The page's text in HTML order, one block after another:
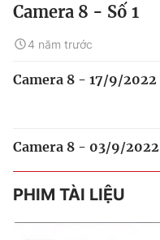
Camera 8 - Số 1
4 năm trước
Camera 8 - 17/9/2022
Camera 8 - 03/9/2022
PHIM TÀI LIỆU